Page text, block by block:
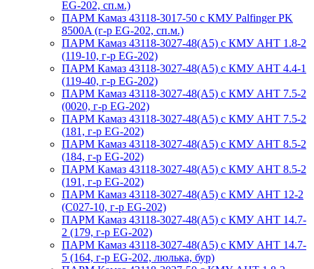
EG-202, сп.м.)
ПАРМ Камаз 43118-3017-50 с КМУ Palfinger PK
8500A (г-р EG-202, сп.м.)
ПАРМ Камаз 43118-3027-48(A5) с КМУ АНТ 1.8-2
(119-10, г-р EG-202)
ПАРМ Камаз 43118-3027-48(A5) с КМУ АНТ 4.4-1
(119-40, г-р EG-202)
ПАРМ Камаз 43118-3027-48(A5) с КМУ АНТ 7.5-2
(0020, г-р EG-202)
ПАРМ Камаз 43118-3027-48(A5) с КМУ АНТ 7.5-2
(181, г-р EG-202)
ПАРМ Камаз 43118-3027-48(A5) с КМУ АНТ 8.5-2
(184, г-р EG-202)
ПАРМ Камаз 43118-3027-48(A5) с КМУ АНТ 8.5-2
(191, г-р EG-202)
ПАРМ Камаз 43118-3027-48(A5) с КМУ АНТ 12-2
(С027-10, г-р EG-202)
ПАРМ Камаз 43118-3027-48(A5) с КМУ АНТ 14.7-
2 (179, г-р EG-202)
ПАРМ Камаз 43118-3027-48(A5) с КМУ АНТ 14.7-
5 (164, г-р EG-202, люлька, бур)